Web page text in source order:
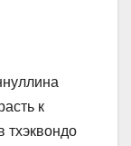
к
тхэквондо